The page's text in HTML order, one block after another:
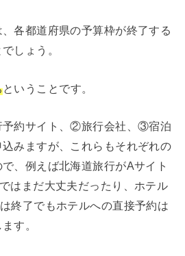
各都道府県の予算枠が終了する
しょう。
ということです。
約サイト、②旅行会社、③宿泊
みますが、これらもそれぞれの
、例えば北海道旅行がAサイト
はまだ大丈夫だったり、ホテル
終了でもホテルへの直接予約は
す。